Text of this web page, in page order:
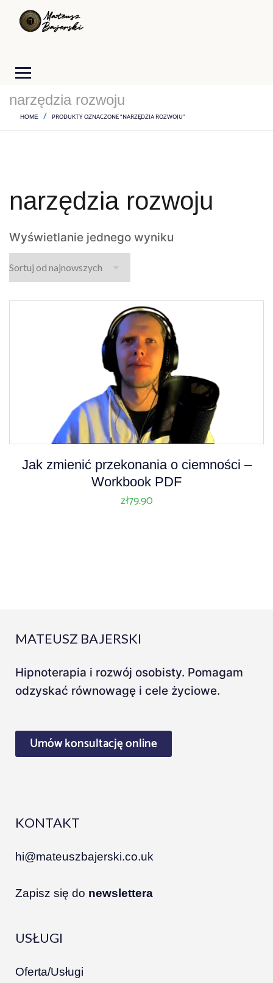
narzędzia rozwoju
HOME PRODUKTY OZNACZONE “NARZĘDZIA ROZWOJU”
narzędzia rozwoju
Wyświetlanie jednego wyniku
Jak zmienić przekonania o ciemności –
Workbook PDF
zł79.90
MATEUSZ BAJERSKI
Hipnoterapia i rozwój osobisty. Pomagam
odzyskać równowagę i cele życiowe.
Umów konsultację online
KONTAKT
hi@mateuszbajerski.co.uk
Zapisz się do newslettera
USŁUGI
Oferta/Usługi